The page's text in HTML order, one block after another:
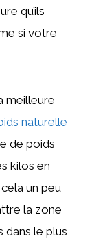
qu’ils
si votre
meilleure
naturelle
de poids
kilos en
un peu
la zone
le plus